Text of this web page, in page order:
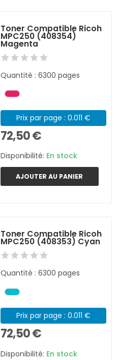
Toner Compatible Ricoh
MPC250 (408354)
Magenta
Quantité : 6300 pages
Prix par page : 0.011 €
72,50 €
Disponibilité: En stock
AJOUTER AU PANIER
Toner Compatible Ricoh
MPC250 (408353) Cyan
Quantité : 6300 pages
Prix par page : 0.011 €
72,50 €
Disponibilité: En stock